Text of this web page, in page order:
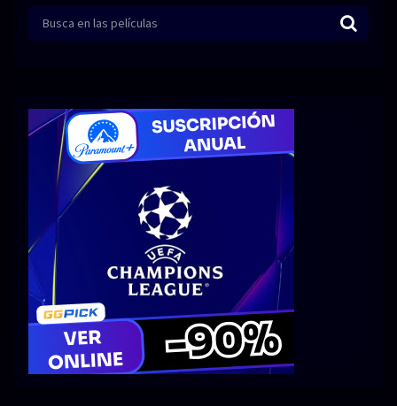
Comedia Crimen
Terror
Fantástico Romance
Bélico Thriller
Biográfico
SERIES
Series 1080p Series 4K HDR
Series 720p 2160p 4K SDR
Series 1080p 60 FPS